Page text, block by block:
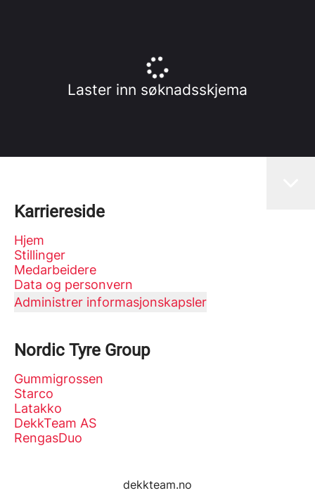
Laster inn søknadsskjema
Karriereside
Hjem
Stillinger
Medarbeidere
Data og personvern
Administrer informasjonskapsler
Nordic Tyre Group
Gummigrossen
Starco
Latakko
DekkTeam AS
RengasDuo
dekkteam.no